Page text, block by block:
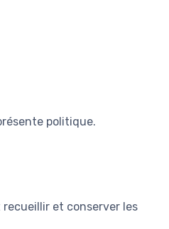
politique.
et conserver les